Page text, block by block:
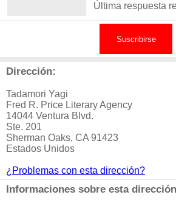
Última respuesta
Suscribirse
Dirección:
Tadamori Yagi
Fred R. Price Literary Agency
14044 Ventura Blvd.
Ste. 201
Sherman Oaks, CA 91423
Estados Unidos
¿Problemas con esta dirección?
Informaciones sobre esta